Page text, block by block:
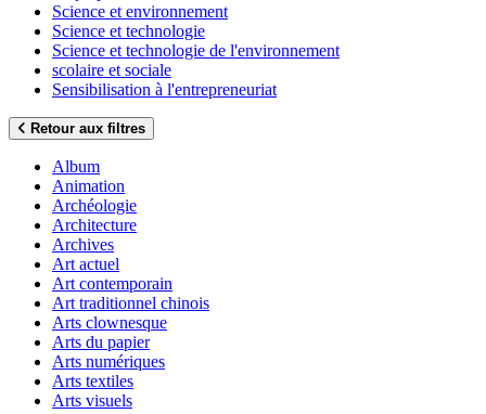
Science et environnement
Science et technologie
Science et technologie de l'environnement
scolaire et sociale
Sensibilisation à l'entrepreneuriat
Retour aux filtres
Album
Animation
Archéologie
Architecture
Archives
Art actuel
Art contemporain
Art traditionnel chinois
Arts clownesque
Arts du papier
Arts numériques
Arts textiles
Arts visuels